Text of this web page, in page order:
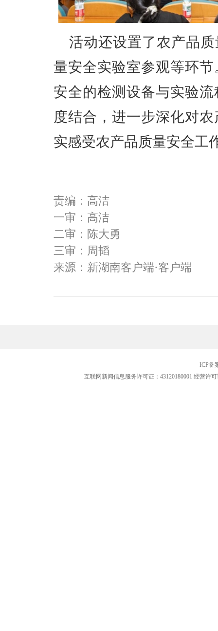
活动还设置了农产品
量安全实验室参观等环
安全的检测设备与实验
度结合，进一步深化对
实感受农产品质量安全工
责编：高洁
一审：高洁
二审：陈大勇
三审：周韬
来源：新湖南客户端·客户端
ICP备
互联网新闻信息服务许可证：43120180001 经营许可